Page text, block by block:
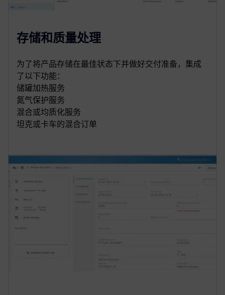
存储和质量处理
为了将产品存储在最佳状态下并做好交付准备，集成
了以下功能：
储罐加热服务
氮气保护服务
混合或均质化服务
坦克或卡车的混合订单